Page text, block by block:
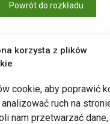
korzysta z plików
cookie, aby poprawić
ruch na
nam przetwarzać
Powrót do rozkładu